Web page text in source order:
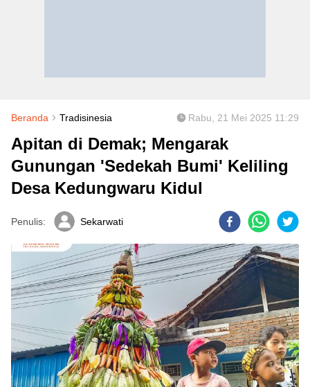
Beranda Tradisinesia Rabu, 21 Mei 2025 11:29
Apitan di Demak; Mengarak
Gunungan 'Sedekah Bumi' Keliling
Desa Kedungwaru Kidul
Penulis: Sekarwati